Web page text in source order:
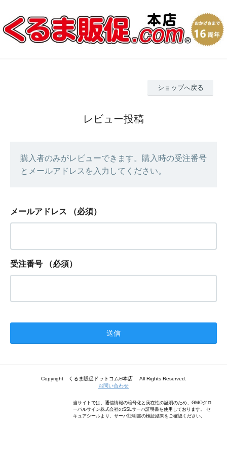
ショップへ戻る
レビュー投稿
購入者のみがレビューできます。購入時の受注番号
とメールアドレスを入力してください。
メールアドレス （必須）
受注番号 （必須）
Copyright くるま販促ドットコム®本店 All Rights Reserved.
お問い合わせ
当サイトでは、通信情報の暗号化と実在性の証明のため、GMOグロ
ーバルサイン株式会社のSSLサーバ証明書を使用しております。 セ
キュアシールより、サーバ証明書の検証結果をご確認ください。